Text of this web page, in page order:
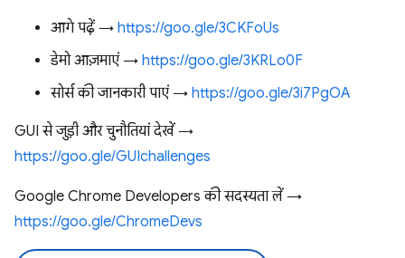
आगे पढ़ें → https://goo.gle/3CKFoUs
डेमो आज़माएं → https://goo.gle/3KRLo0F
सोर्स की जानकारी पाएं → https://goo.gle/3i7PgOA
GUI से जुड़ी और चुनौतियां देखें →
https://goo.gle/GUIchallenges
Google Chrome Developers की सदस्यता लें →
https://goo.gle/ChromeDevs